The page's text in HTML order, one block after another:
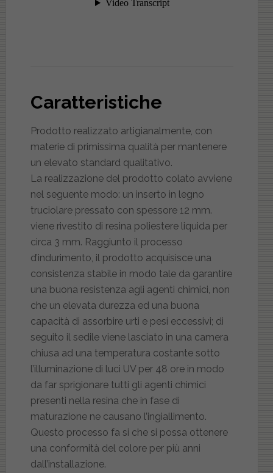
Caratteristiche
Prodotto realizzato artigianalmente, con
materie di primissima qualità per mantenere
un elevato standard qualitativo.
La realizzazione del prodotto colato avviene
nel seguente modo: un inserto in legno
truciolare pressato con spessore 12 mm.
viene rivestito di resina poliestere liquida per
circa 3 mm. Raggiunto il processo
d’indurimento, il prodotto acquisisce una
consistenza stabile in modo tale da garantire
una buona resistenza agli agenti chimici, non
che un elevata durezza ed una buona
capacità di assorbire urti e pesi eccessivi; di
seguito il sedile viene lasciato in una camera
chiusa ad una temperatura costante sotto
l’illuminazione di luci UV per 48 ore in modo
da far sprigionare tutti gli agenti chimici
presenti nella resina che in fase di
maturazione ne causano l’ingiallimento.
Questo processo fa si che si possa ottenere
una conformità del colore per più anni
dall’installazione.